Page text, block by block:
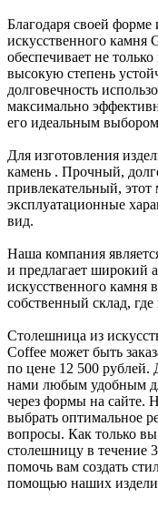
Благодаря своей
искусственного камня
обеспечивает не
высокую степень
долговечность
максимально
его идеальным
Для изготовления
камень . Прочный,
привлекательный, этот
эксплуатационные
вид.
Наша компания
и предлагает широкий
искусственного камня
собственный склад,
Столешница из
Coffee может быть
по цене 12 500 рублей.
нами любым удобным
через формы на сайте.
выбрать оптимальное
вопросы. Как только
столешницу в течение
помочь вам создать
помощью наших